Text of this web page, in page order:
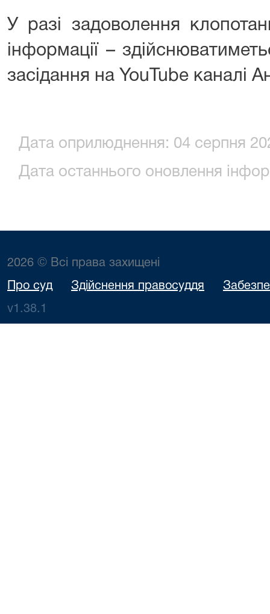
У разі задоволення
інформації –
засідання на YouTube каналі
Дата оприлюднення: 04 серпня
Дата останнього оновлення
2026 © Всі права захищені
Про суд Здійснення правосуддя
v1.38.1